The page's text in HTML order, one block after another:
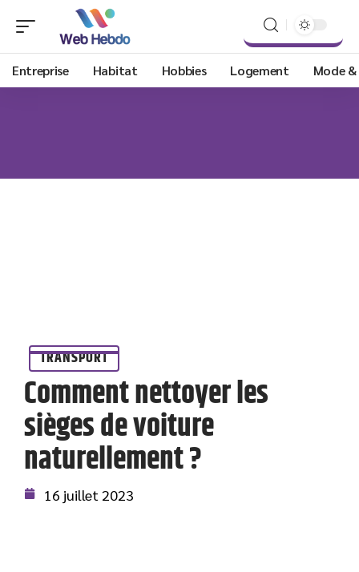
Entreprise Habitat Hobbies Logement Mode
TRANSPORT
Comment nettoyer les
sièges de voiture
naturellement ?
16 juillet 2023